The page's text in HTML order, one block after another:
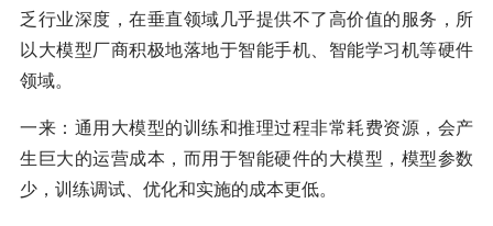
乏行业深度，在垂直领域几乎提供不了高价值的服务，所
以大模型厂商积极地落地于智能手机、智能学习机等硬件
领域。
一来：通用大模型的训练和推理过程非常耗费资源，会产
生巨大的运营成本，而用于智能硬件的大模型，模型参数
少，训练调试、优化和实施的成本更低。